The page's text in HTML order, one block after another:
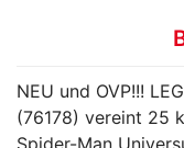
NEU und OVP!!!
(76178) vereint 25
Spider-Man